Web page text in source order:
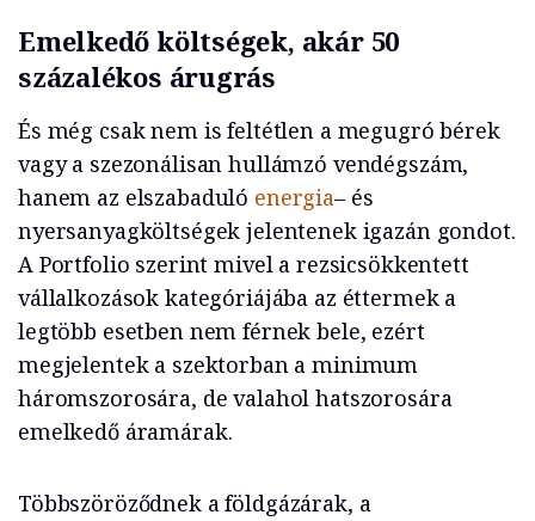
Emelkedő költségek, akár 50
százalékos árugrás
És még csak nem is feltétlen a megugró bérek
vagy a szezonálisan hullámzó vendégszám,
hanem az elszabaduló energia– és
nyersanyagköltségek jelentenek igazán gondot.
A Portfolio szerint mivel a rezsicsökkentett
vállalkozások kategóriájába az éttermek a
legtöbb esetben nem férnek bele, ezért
megjelentek a szektorban a minimum
háromszorosára, de valahol hatszorosára
emelkedő áramárak.
Többszöröződnek a földgázárak, a